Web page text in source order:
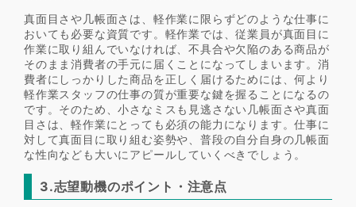
真面目さや几帳面さは、軽作業に限らずどのような仕事に
おいても必要な資質です。軽作業では、従業員が真面目に
作業に取り組んでいなければ、不具合や欠陥のある商品が
そのまま消費者の手元に届くことになってしまいます。消
費者にしっかりした商品を正しく届けるためには、何より
軽作業スタッフの仕事の質が重要な鍵を握ることになるの
です。そのため、小さなミスも見逃さない几帳面さや真面
目さは、軽作業にとっても必須の能力になります。仕事に
対して真面目に取り組む姿勢や、普段の自分自身の几帳面
な性向なども大いにアピールしていくべきでしょう。
3.志望動機のポイント・注意点